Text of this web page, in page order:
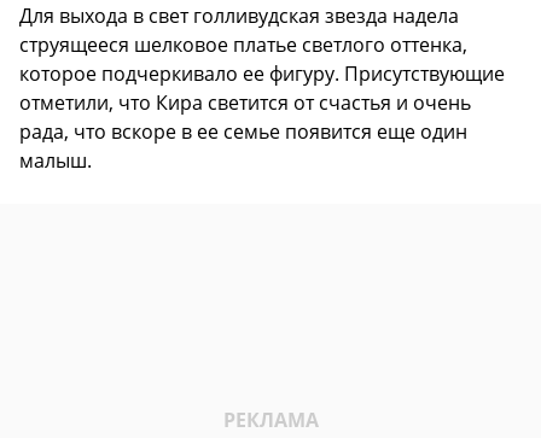
Для выхода в свет голливудская звезда надела
струящееся шелковое платье светлого оттенка,
которое подчеркивало ее фигуру. Присутствующие
отметили, что Кира светится от счастья и очень
рада, что вскоре в ее семье появится еще один
малыш.